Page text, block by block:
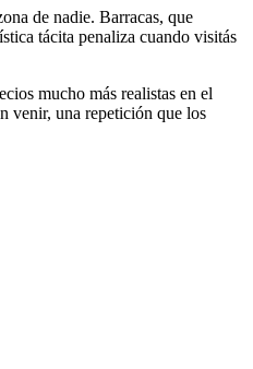
de nadie. Barracas, que
tácita penaliza cuando visitás
mucho más realistas en el
venir, una repetición que los